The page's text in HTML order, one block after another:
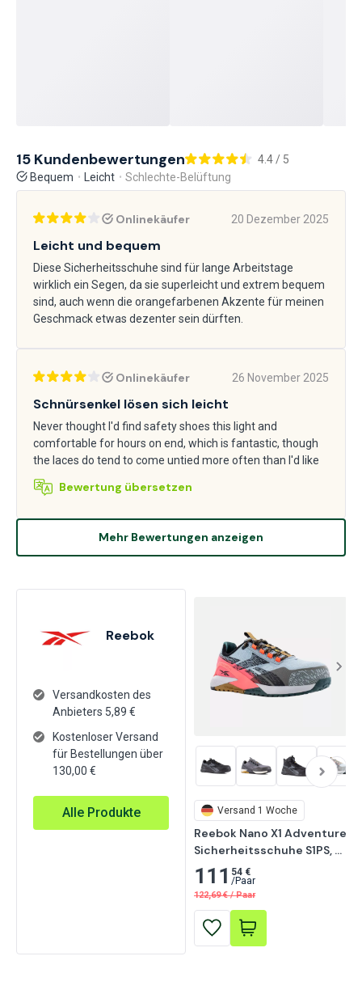
15 Kundenbewertungen
4.4 / 5
Bequem
Leicht Schlechte-Belüftung
Onlinekäufer 20 Dezember 2025
Leicht und bequem
Diese Sicherheitsschuhe sind für lange Arbeitstage
wirklich ein Segen, da sie superleicht und extrem bequem
sind, auch wenn die orangefarbenen Akzente für meinen
Geschmack etwas dezenter sein dürften.
Onlinekäufer 26 November 2025
Schnürsenkel lösen sich leicht
Never thought I'd find safety shoes this light and
comfortable for hours on end, which is fantastic, though
the laces do tend to come untied more often than I'd like
Bewertung übersetzen
Mehr Bewertungen anzeigen
Reebok
Versandkosten des
Anbieters 5,89 €
Kostenloser Versand
für Bestellungen über
130,00 €
Alle Produkte Versand 1 Woche
Reebok Nano X1 Adventure
Sicherheitsschuhe S1PS,
Schieferblau
111 54 €
/Paar
122,69 € / Paar